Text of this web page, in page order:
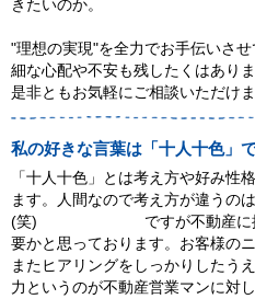
きたいのか。
"理想の実現"を全力でお手伝いさ
細な心配や不安も残したくはありま
是非ともお気軽にご相談いただけ
私の好きな言葉は「十人十色」で
「十人十色」とは考え方や好み性
ます。人間なので考え方が違うの
(笑) ですが不動産に携わ
要かと思っております。お客様の
またヒアリングをしっかりしたう
力というのが不動産営業マンに対